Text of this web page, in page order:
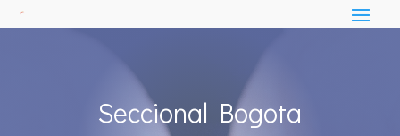
Seccional Bogota